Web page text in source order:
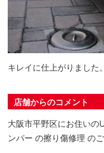
キレイに仕上がりました。
店舗からのコメント
大阪市平野区にお住いの
ンパー の擦り傷修理 の